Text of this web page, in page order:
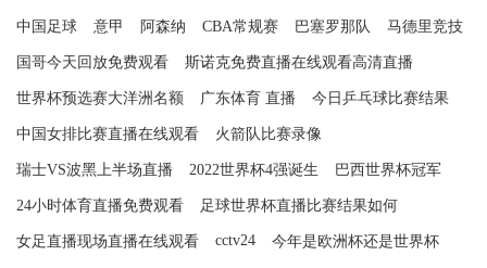
中国足球 意甲 阿森纳 CBA常规赛 巴塞罗那队 马德里竞技
国哥今天回放免费观看 斯诺克免费直播在线观看高清直播
世界杯预选赛大洋洲名额 广东体育 直播 今日乒乓球比赛结果
中国女排比赛直播在线观看 火箭队比赛录像
瑞士VS波黑上半场直播 2022世界杯4强诞生 巴西世界杯冠军
24小时体育直播免费观看 足球世界杯直播比赛结果如何
女足直播现场直播在线观看 cctv24 今年是欧洲杯还是世界杯